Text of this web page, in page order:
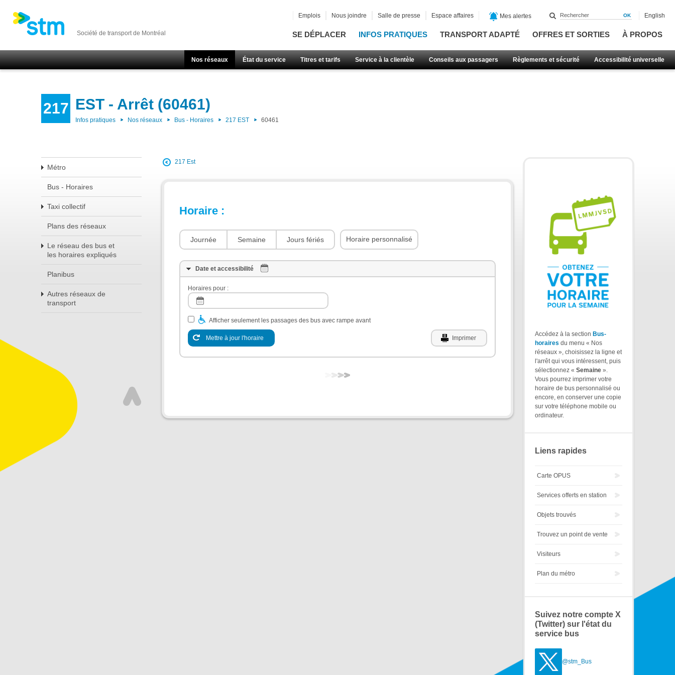
Société de transport de Montréal SE DÉPLACER INFOS PRATIQUES TRANSPORT ADAPTÉ OFFRES ET SORTIES À PROPOS
Nos réseaux État du service Titres et tarifs Service à la clientèle Conseils aux passagers Règlements et sécurité Accessibilité universelle
Emplois Nous joindre Salle de presse Espace affaires Mes alertes English
217 EST - Arrêt (60461)
Infos pratiques Nos réseaux Bus - Horaires 217 EST 60461
Métro
Bus - Horaires
Taxi collectif
Plans des réseaux
Le réseau des bus et
les horaires expliqués
Planibus
Autres réseaux de
transport
217 Est
Horaire :
Journée Semaine Jours fériés Horaire personnalisé
Date et accessibilité
Horaires pour :
Afficher seulement les passages des bus avec rampe avant
Mettre à jour l'horaire Imprimer
Accédez à la section Bus-
horaires du menu « Nos
réseaux », choisissez la ligne et
l'arrêt qui vous intéressent, puis
sélectionnez « Semaine ».
Vous pourrez imprimer votre
horaire de bus personnalisé ou
encore, en conserver une copie
sur votre téléphone mobile ou
ordinateur.
Liens rapides
Carte OPUS
Services offerts en station
Objets trouvés
Trouvez un point de vente
Visiteurs
Plan du métro
Suivez notre compte X
(Twitter) sur l'état du
service bus
@stm_Bus